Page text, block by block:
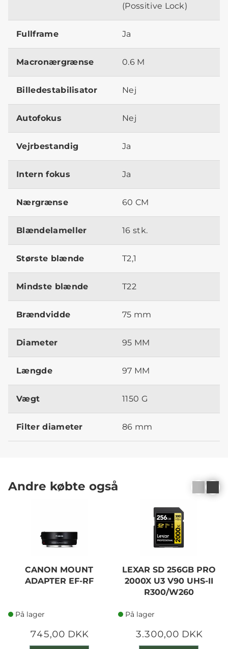
(Possitive Lock)
Fullframe Ja
Macronærgrænse 0.6 M
Billedestabilisator Nej
Autofokus Nej
Vejrbestandig Ja
Intern fokus Ja
Nærgrænse 60 CM
Blændelameller 16 stk.
Største blænde T2,1
Mindste blænde T22
Brændvidde 75 mm
Diameter 95 MM
Længde 97 MM
Vægt 1150 G
Filter diameter 86 mm
Andre købte også
CANON MOUNT
ADAPTER EF-RF
På lager
745,00 DKK
LEXAR SD 256GB PRO
2000X U3 V90 UHS-II
R300/W260
På lager
3.300,00 DKK